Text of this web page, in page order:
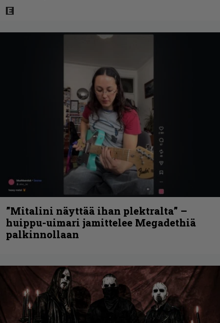
”Mitalini näyttää ihan plektralta” –
huippu-uimari jamittelee Megadethiä
palkinnollaan